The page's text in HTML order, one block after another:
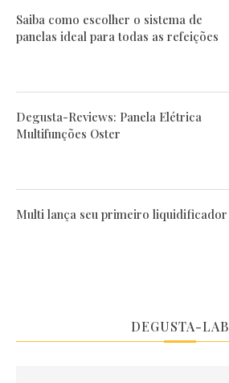
Saiba como escolher o sistema de
panelas ideal para todas as refeições
Degusta-Reviews: Panela Elétrica
Multifunções Oster
Multi lança seu primeiro liquidificador
DEGUSTA-LAB